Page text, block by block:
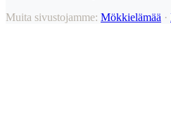
Muita sivustojamme: Mökkielämää ·